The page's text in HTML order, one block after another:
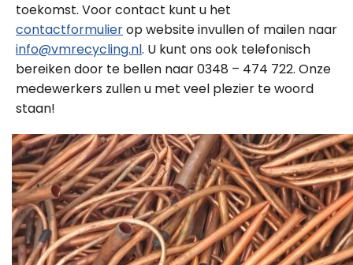
toekomst. Voor contact kunt u het
contactformulierop website invullen of mailen naar
info@vmrecycling.nl. U kunt ons ook telefonisch
bereiken door te bellen naar 0348 – 474 722. Onze
medewerkers zullen u met veel plezier te woord
staan!